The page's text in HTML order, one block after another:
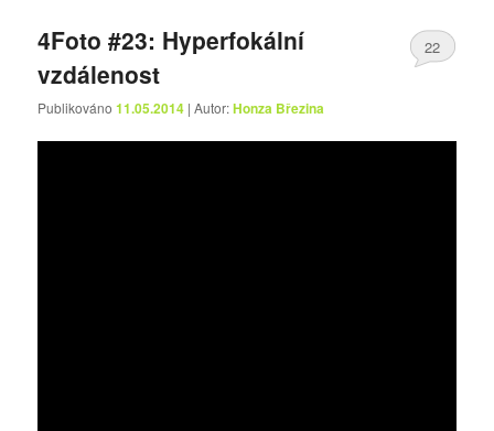
4Foto #23: Hyperfokální
vzdálenost
Publikováno11.05.2014 | Autor:Honza Březina
22